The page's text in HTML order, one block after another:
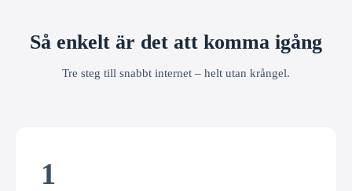
Så enkelt är det att komma igång
Tre steg till snabbt internet – helt utan krångel.
1